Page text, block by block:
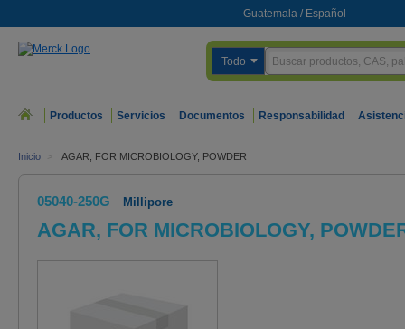
Guatemala / Español
Todo
Productos Servicios Documentos Responsabilidad
Inicio > AGAR, FOR MICROBIOLOGY, POWDER
05040-250G Millipore
AGAR, FOR MICROBIOLOGY,